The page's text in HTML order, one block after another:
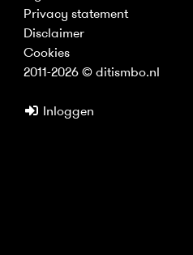
Privacy statement
Disclaimer
Cookies
2011-2026 © ditismbo.nl
Inloggen